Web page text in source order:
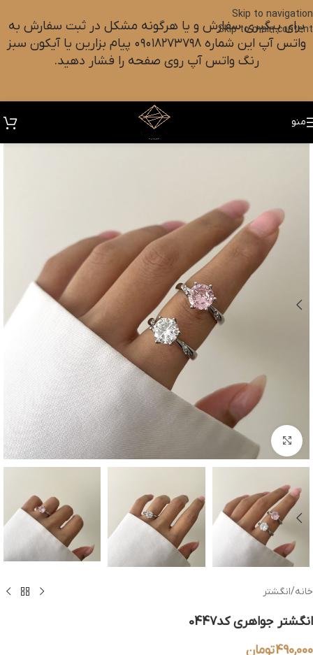
Skip to navigation
Skip to main content
برای پیگیری سفارش و یا هرگونه مشکل در ثبت سفارش به
واتس آپ این شماره ۰۹۰۱۸۲۷۳۷۹۸ پیام بزارین یا آیکون سبز
رنگ واتس آپ روی صفحه را فشار دهید.
منو
بزرگنمایی تصویر
خانه/انگشتر
انگشتر جواهری کد0447
490,000تومان